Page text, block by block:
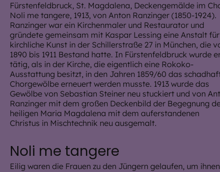
Fürstenfeldbruck, St. Magdalena, Deckengemälde im
Noli me tangere, 1913, von Anton Ranzinger (1850-1924).
Ranzinger war ein Kirchenmaler und Restaurator und
gründete gemeinsam mit Kaspar Lessing eine Anstalt für
kirchliche Kunst in der Schillerstraße 27 in München, die
1890 bis 1911 Bestand hatte. In Fürstenfeldbruck wurde
tätig, als in der Kirche, die eigentlich eine Rokoko-
Ausstattung besitzt, in den Jahren 1859/60 das
Chorgewölbe erneuert werden musste. 1913 wurde das
Gewölbe von Sebastian Steiner neu stuckiert und von
Ranzinger mit dem großen Deckenbild der Begegnung
heiligen Maria Magdalena mit dem auferstandenen
Christus in Mischtechnik neu ausgemalt.
Noli me tangere
Eilig waren die Frauen zu den Jüngern gelaufen, um ihnen